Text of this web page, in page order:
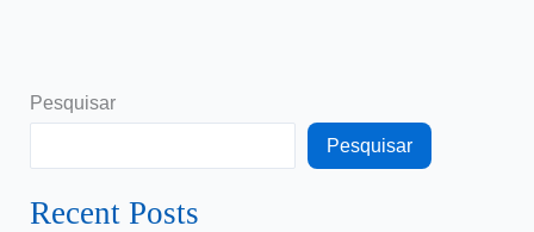
Pesquisar
Pesquisar
Recent Posts